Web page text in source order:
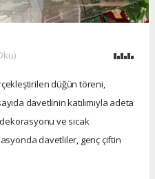
düğün töreni,
davetlinin katılımıyla adeta
ve sıcak
davetliler, genç çiftin